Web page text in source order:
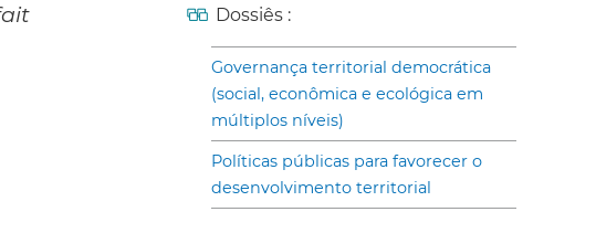
Dossiês :
Governança territorial democrática
(social, econômica e ecológica em
múltiplos níveis)
Políticas públicas para favorecer o
desenvolvimento territorial